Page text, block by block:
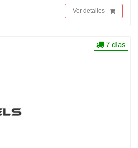
Ver detalles
7 días